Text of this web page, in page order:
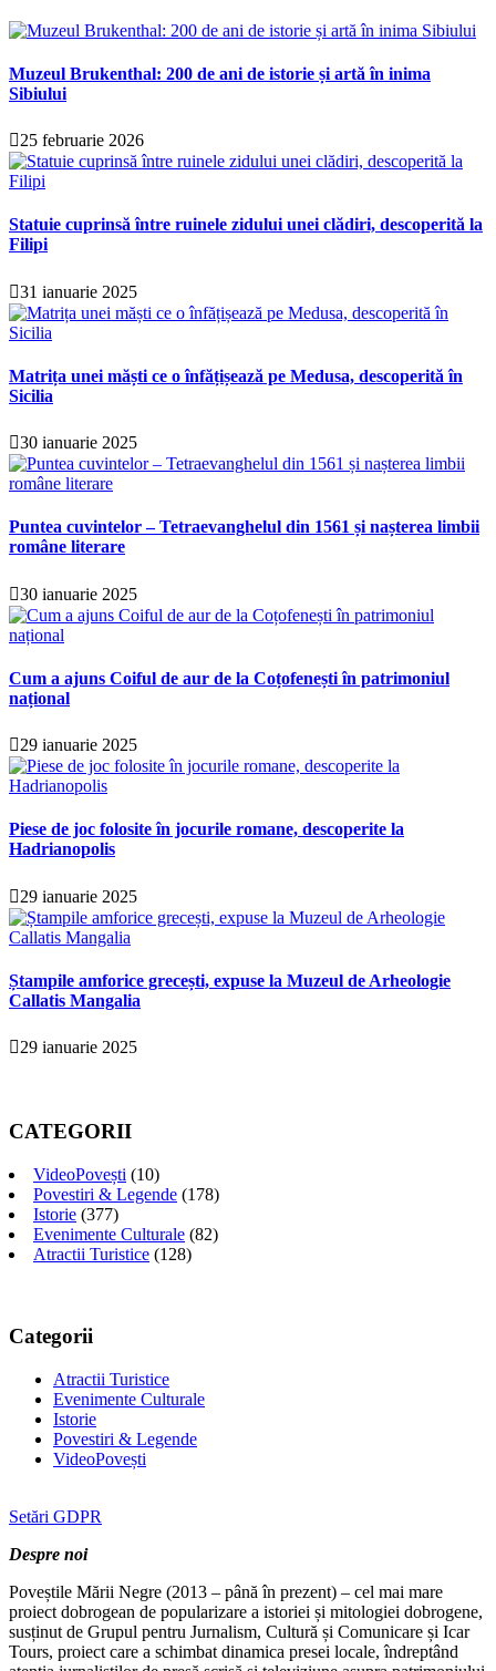
Muzeul Brukenthal: 200 de ani de istorie și artă în inima
Sibiului
25 februarie 2026
Statuie cuprinsă între ruinele zidului unei clădiri, descoperită la
Filipi
31 ianuarie 2025
Matrița unei măști ce o înfățișează pe Medusa, descoperită în
Sicilia
30 ianuarie 2025
Puntea cuvintelor – Tetraevanghelul din 1561 și nașterea limbii
române literare
30 ianuarie 2025
Cum a ajuns Coiful de aur de la Coțofenești în patrimoniul
național
29 ianuarie 2025
Piese de joc folosite în jocurile romane, descoperite la
Hadrianopolis
29 ianuarie 2025
Ștampile amforice grecești, expuse la Muzeul de Arheologie
Callatis Mangalia
29 ianuarie 2025
CATEGORII
VideoPovești (10)
Povestiri & Legende (178)
Istorie (377)
Evenimente Culturale (82)
Atractii Turistice (128)
Categorii
Atractii Turistice
Evenimente Culturale
Istorie
Povestiri & Legende
VideoPovești
Setări GDPR
Despre noi
Poveștile Mării Negre (2013 – până în prezent) – cel mai mare
proiect dobrogean de popularizare a istoriei și mitologiei dobrogene,
susținut de Grupul pentru Jurnalism, Cultură și Comunicare și Icar
Tours, proiect care a schimbat dinamica presei locale, îndreptând